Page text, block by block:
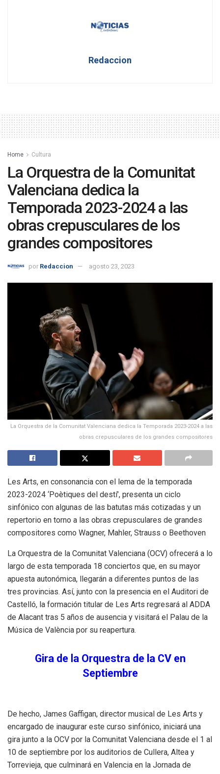
Redaccion
Home Cultura
La Orquestra de la Comunitat
Valenciana dedica la
Temporada 2023-2024 a las
obras crepusculares de los
grandes compositores
por Redaccion agosto 23, 2023
La Orquestra de la Comunitat Valenciana dedica la Temporada 2023-2024 a las
obras crepusculares de los grandes compositores
Les Arts, en consonancia con el lema de la temporada
2023-2024 ‘Poètiques del destí’, presenta un ciclo
sinfónico con algunas de las batutas más cotizadas y un
repertorio en torno a las obras crepusculares de grandes
compositores como Wagner, Mahler, Strauss o Beethoven
La Orquestra de la Comunitat Valenciana (OCV) ofrecerá a lo
largo de esta temporada 18 conciertos que, en su mayor
apuesta autonómica, llegarán a diferentes puntos de las
tres provincias. Así, junto con la presencia en el Auditori de
Castelló, la formación titular de Les Arts regresará al ADDA
de Alacant tras 5 años de ausencia y visitará el Palau de la
Música de València por su reapertura.
Gira de la Orquestra de la CV en
Septiembre
De hecho, James Gaffigan, director musical de Les Arts y
encargado de inaugurar este curso sinfónico, iniciará una
gira junto a la OCV por la Comunitat Valenciana desde el 1 al
10 de septiembre por los auditorios de Cullera, Altea y
Torrevieja, que culminará en Valencia en la Jornada de